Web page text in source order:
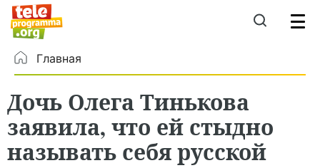
Главная
Дочь Олега Тинькова
заявила, что ей стыдно
называть себя русской